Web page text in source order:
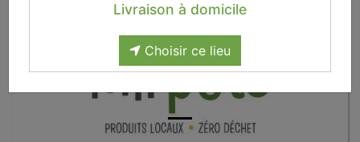
Livraison à domicile
Choisir ce lieu